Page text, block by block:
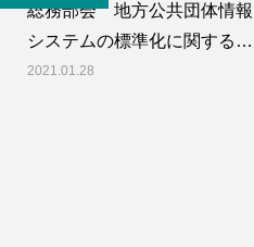
総務部会 地方公共団体情報
システムの標準化に関する…
2021.01.28